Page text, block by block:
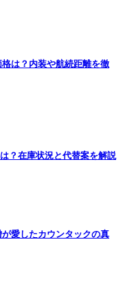
は？内装や航続距離を徹
？在庫状況と代替案を解説
愛したカウンタックの真